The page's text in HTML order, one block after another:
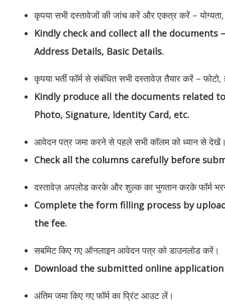
कृपया सभी दस्तावेजों की जांच करें और एकत्र करें –
Kindly check and collect all the documents
Address Details, Basic Details.
कृपया भर्ती फॉर्म से संबंधित सभी दस्तावेज़ तैयार करें –
Kindly produce all the documents related
Photo, Signature, Identity Card, etc.
आवेदन पत्र जमा करने से पहले सभी कॉलम को ध्यान से
Check all the columns carefully before
दस्तावेज़ अपलोड करके और शुल्क का भुगतान करके फॉर्म
Complete the form filling process by
the fee.
सबमिट किए गए ऑनलाइन आवेदन पत्र को डाउनलोड करें।
Download the submitted online
अंतिम जमा किए गए फॉर्म का प्रिंट आउट लें।